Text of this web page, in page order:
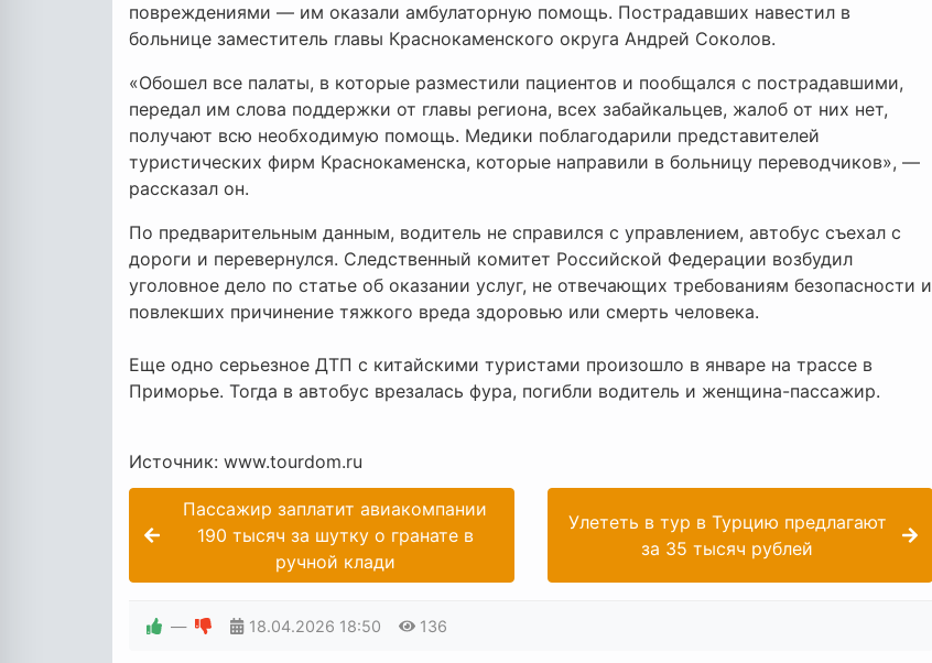
повреждениями — им оказали амбулаторную помощь. Пострадавших навестил в
больнице заместитель главы Краснокаменского округа Андрей Соколов.
«Обошел все палаты, в которые разместили пациентов и пообщался с пострадавшими,
передал им слова поддержки от главы региона, всех забайкальцев, жалоб от них нет,
получают всю необходимую помощь. Медики поблагодарили представителей
туристических фирм Краснокаменска, которые направили в больницу переводчиков», —
рассказал он.
По предварительным данным, водитель не справился с управлением, автобус съехал с
дороги и перевернулся. Следственный комитет Российской Федерации возбудил
уголовное дело по статье об оказании услуг, не отвечающих требованиям безопасности и
повлекших причинение тяжкого вреда здоровью или смерть человека.
Еще одно серьезное ДТП с китайскими туристами произошло в январе на трассе в
Приморье. Тогда в автобус врезалась фура, погибли водитель и женщина-пассажир.
Источник: www.tourdom.ru
Пассажир заплатит авиакомпании
190 тысяч за шутку о гранате в
ручной клади
Улететь в тур в Турцию предлагают
за 35 тысяч рублей
— 18.04.2026 18:50 136